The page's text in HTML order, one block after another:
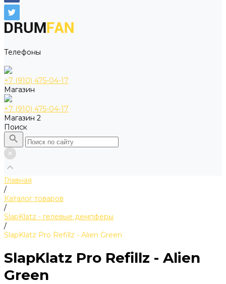
Телефоны
+7 (910) 475-04-17
Магазин
+7 (910) 475-04-17
Магазин 2
Поиск
Главная
/
Каталог товаров
/
SlapKlatz - гелевые демпферы
/
SlapKlatz Pro Refillz - Alien Green
SlapKlatz Pro Refillz - Alien
Green